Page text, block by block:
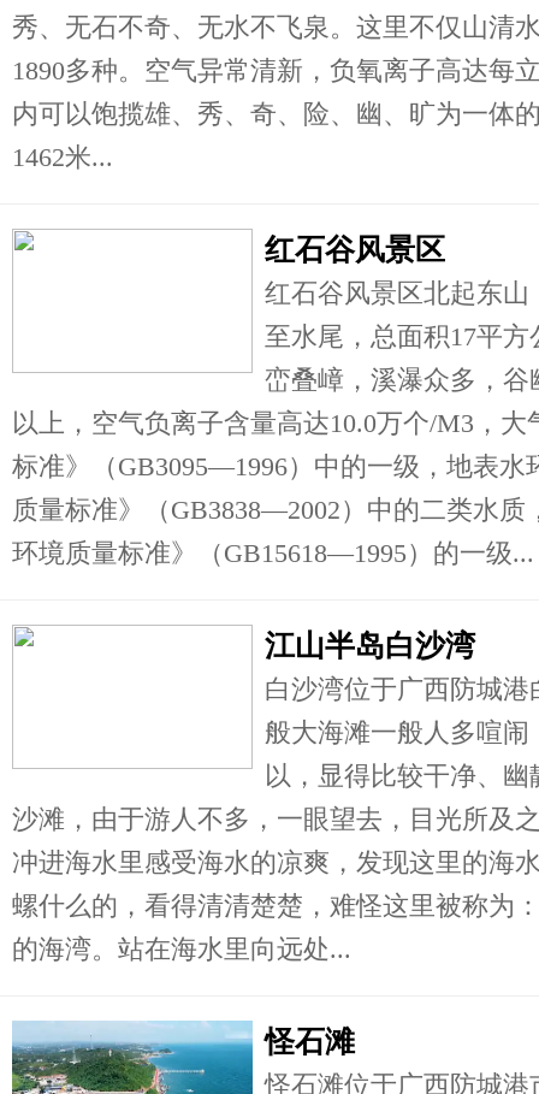
秀、无石不奇、无水不飞泉。这里不仅山清
1890多种。空气异常清新，负氧离子高达每
内可以饱揽雄、秀、奇、险、幽、旷为一体
1462米...
红石谷风景区
红石谷风景区北起东
至水尾，总面积17平
峦叠嶂，溪瀑众多，谷
以上，空气负离子含量高达10.0万个/M3，
标准》（GB3095—1996）中的一级，地表水
质量标准》（GB3838—2002）中的二类水
环境质量标准》（GB15618—1995）的一级...
江山半岛白沙湾
白沙湾位于广西防城
般大海滩一般人多喧
以，显得比较干净、
沙滩，由于游人不多，一眼望去，目光所及
冲进海水里感受海水的凉爽，发现这里的海
螺什么的，看得清清楚楚，难怪这里被称为
的海湾。站在海水里向远处...
怪石滩
怪石滩位于广西防城